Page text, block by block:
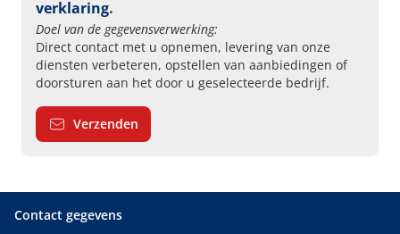
verklaring.
Doel van de gegevensverwerking:
Direct contact met u opnemen, levering van onze
diensten verbeteren, opstellen van aanbiedingen of
doorsturen aan het door u geselecteerde bedrijf.
Verzenden
Contact gegevens